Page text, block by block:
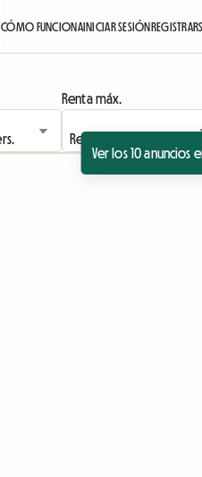
CÓMO FUNCIONAINICIAR SESIÓN
Renta máx.
Ver los 10 anuncios